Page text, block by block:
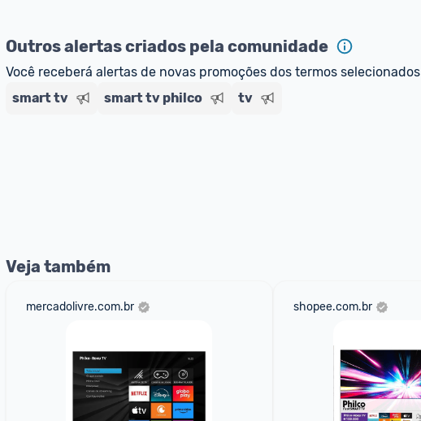
Outros alertas criados pela comunidade
Você receberá alertas de novas promoções dos termos selecionados
smart tv
smart tv philco tv
Veja também
mercadolivre.com.br shopee.com.br